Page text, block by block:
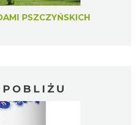
PSZCZYŃSKICH